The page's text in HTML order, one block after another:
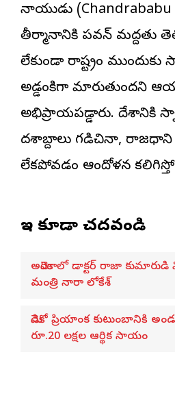
నాయుడు (Chandrababu
తీర్మానానికి పవన్ మద్దతు
లేకుండా రాష్ట్రం ముందుకు
అడ్డంకిగా మారుతుందని
అభిప్రాయపడ్డారు. దేశానికి
దశాబ్దాలు గడిచినా,
లేకపోవడం ఆందోళన
ఇవి కూడా చదవండి
అమెరికాలో డాక్టర్ రాజా
మంత్రి నారా లోకేశ్
మెడికో ప్రియాంక కుటుంబానికి
రూ.20 లక్షల ఆర్థిక సాయం